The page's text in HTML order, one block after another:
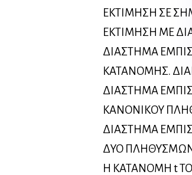
ΕΚΤΙΜΗΣΗ ΣΕ
ΕΚΤΙΜΗΣΗ ΜΕ
ΔΙΑΣΤΗΜΑ
ΚΑΤΑΝΟΜΗΣ.
ΔΙΑΣΤΗΜΑ
ΚΑΝΟΝΙΚΟΥ
ΔΙΑΣΤΗΜΑ
ΔΥΟ
Η ΚΑΤΑΝΟΜΗ t